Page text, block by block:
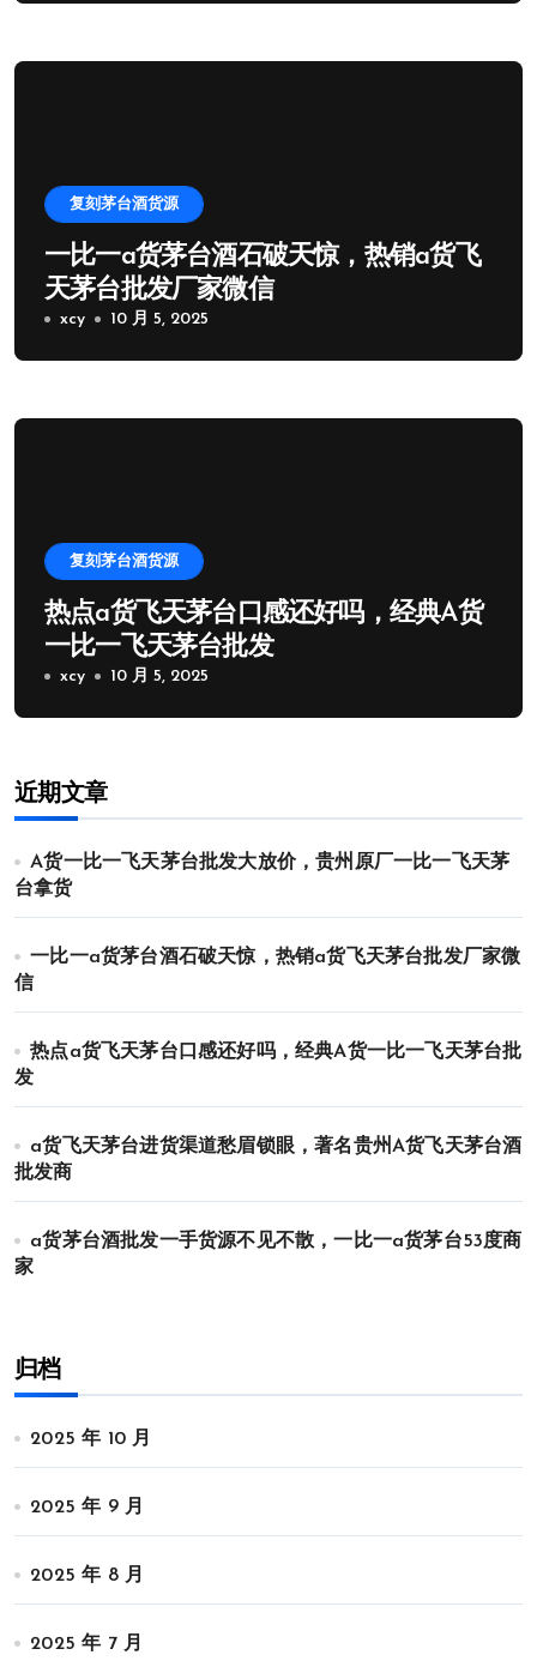
复刻茅台酒货源
一比一a货茅台酒石破天惊，热销a货飞
天茅台批发厂家微信
xcy 10 月 5, 2025
复刻茅台酒货源
热点a货飞天茅台口感还好吗，经典A货
一比一飞天茅台批发
xcy 10 月 5, 2025
近期文章
A货一比一飞天茅台批发大放价，贵州原厂一比一飞天茅
台拿货
一比一a货茅台酒石破天惊，热销a货飞天茅台批发厂家微
信
热点a货飞天茅台口感还好吗，经典A货一比一飞天茅台批
发
a货飞天茅台进货渠道愁眉锁眼，著名贵州A货飞天茅台酒
批发商
a货茅台酒批发一手货源不见不散，一比一a货茅台53度商
家
归档
2025 年 10 月
2025 年 9 月
2025 年 8 月
2025 年 7 月